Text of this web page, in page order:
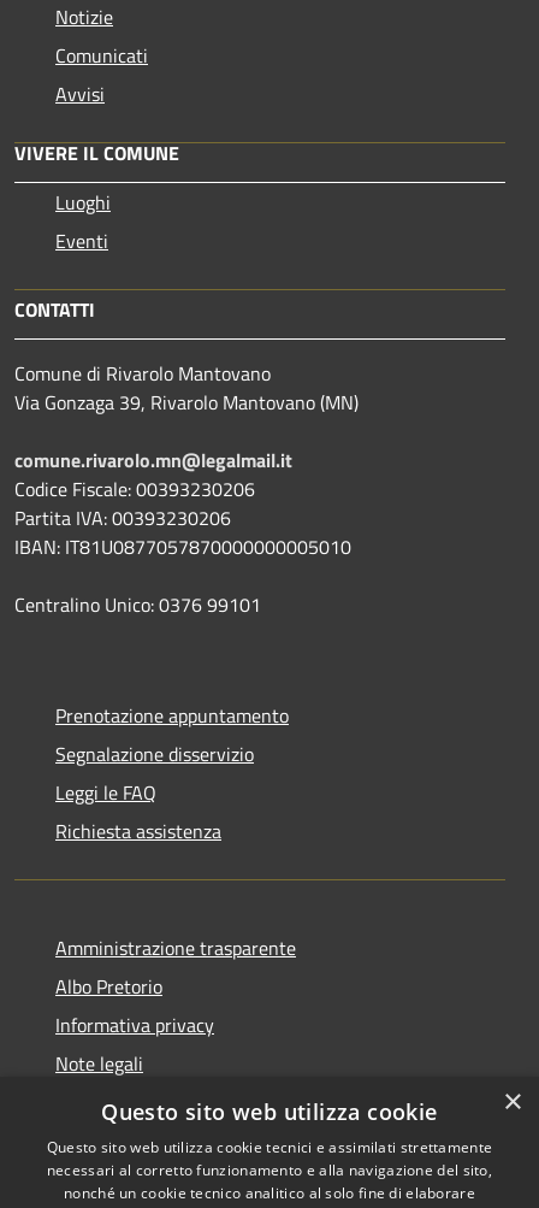
Notizie
Comunicati
Avvisi
VIVERE IL COMUNE
Luoghi
Eventi
CONTATTI
Comune di Rivarolo Mantovano
Via Gonzaga 39, Rivarolo Mantovano (MN)
comune.rivarolo.mn@legalmail.it
Codice Fiscale: 00393230206
Partita IVA: 00393230206
IBAN: IT81U0877057870000000005010
Centralino Unico: 0376 99101
Prenotazione appuntamento
Segnalazione disservizio
Leggi le FAQ
Richiesta assistenza
Amministrazione trasparente
Albo Pretorio
Informativa privacy
Note legali
Dichiarazione di accessibilità
×
Questo sito web utilizza cookie
Questo sito web utilizza cookie tecnici e assimilati strettamente
necessari al corretto funzionamento e alla navigazione del sito,
nonché un cookie tecnico analitico al solo fine di elaborare